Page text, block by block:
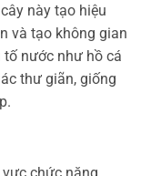
này tạo hiệu
và tạo không gian
tố nước như hồ cá
thư giãn, giống